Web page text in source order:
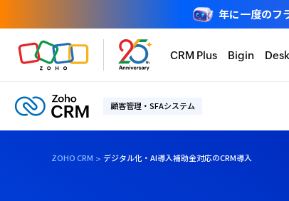
年に一度の
CRM Plus Bigin Desk
顧客管理・SFAシステム
ZOHO CRM デジタル化・AI導入補助金対応のCRM導入